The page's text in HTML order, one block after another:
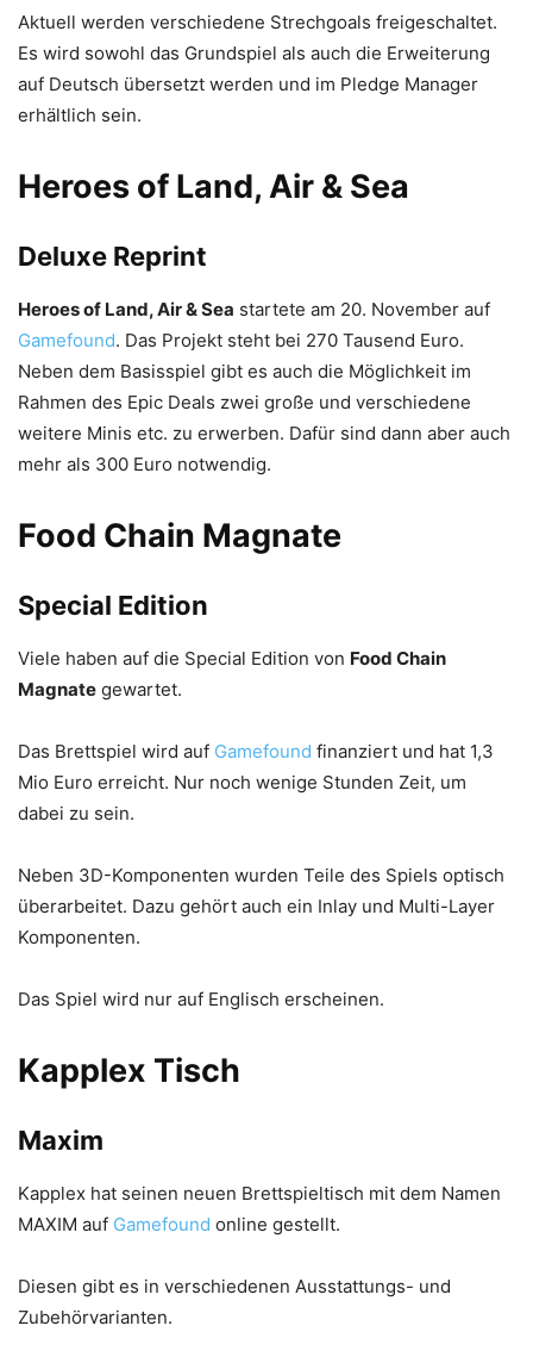
Aktuell werden verschiedene Strechgoals freigeschaltet.
Es wird sowohl das Grundspiel als auch die Erweiterung
auf Deutsch übersetzt werden und im Pledge Manager
erhältlich sein.
Heroes of Land, Air & Sea
Deluxe Reprint
Heroes of Land, Air & Sea startete am 20. November auf
Gamefound. Das Projekt steht bei 270 Tausend Euro.
Neben dem Basisspiel gibt es auch die Möglichkeit im
Rahmen des Epic Deals zwei große und verschiedene
weitere Minis etc. zu erwerben. Dafür sind dann aber auch
mehr als 300 Euro notwendig.
Food Chain Magnate
Special Edition
Viele haben auf die Special Edition von Food Chain
Magnate gewartet.
Das Brettspiel wird auf Gamefound finanziert und hat 1,3
Mio Euro erreicht. Nur noch wenige Stunden Zeit, um
dabei zu sein.
Neben 3D-Komponenten wurden Teile des Spiels optisch
überarbeitet. Dazu gehört auch ein Inlay und Multi-Layer
Komponenten.
Das Spiel wird nur auf Englisch erscheinen.
Kapplex Tisch
Maxim
Kapplex hat seinen neuen Brettspieltisch mit dem Namen
MAXIM auf Gamefound online gestellt.
Diesen gibt es in verschiedenen Ausstattungs- und
Zubehörvarianten.